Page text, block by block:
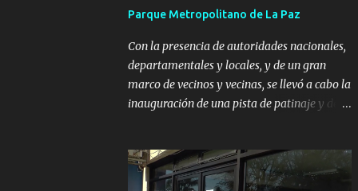
Parque Metropolitano de La Paz
Con la presencia de autoridades nacionales,
departamentales y locales, y de un gran
marco de vecinos y vecinas, se llevó a cabo la
inauguración de una pista de patinaje y de
con el apoyo del Fondo + Local que es
impulsado por el Programa Uruguay